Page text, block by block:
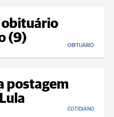
obituário
(9)
OBITUÁRIO
postagem
COTIDIANO